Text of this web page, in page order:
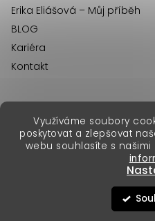
Využíváme soubory
poskytovat a zlepšovat
webu souhlasíte s
Erika Eliášová – Můj příběh
BLOG
Kariéra
Kontakt
Vytvořil Shoptet
Copyright 2026Erika